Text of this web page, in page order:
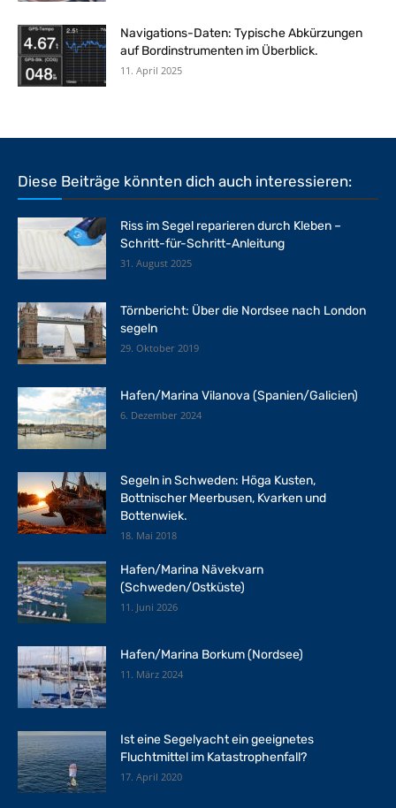
Navigations-Daten: Typische Abkürzungen
auf Bordinstrumenten im Überblick.
11. April 2025
Diese Beiträge könnten dich auch interessieren:
Riss im Segel reparieren durch Kleben –
Schritt-für-Schritt-Anleitung
31. August 2025
Törnbericht: Über die Nordsee nach London
segeln
29. Oktober 2019
Hafen/Marina Vilanova (Spanien/Galicien)
6. Dezember 2024
Segeln in Schweden: Höga Kusten,
Bottnischer Meerbusen, Kvarken und
Bottenwiek.
18. Mai 2018
Hafen/Marina Nävekvarn
(Schweden/Ostküste)
11. Juni 2026
Hafen/Marina Borkum (Nordsee)
11. März 2024
Ist eine Segelyacht ein geeignetes
Fluchtmittel im Katastrophenfall?
17. April 2020